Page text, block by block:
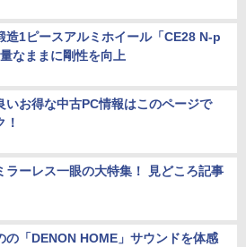
造1ピースアルミホイール「CE28 N-p
なままに剛性を向上
いお得な中古PC情報はこのページで
！
ラーレス一眼の大特集！ 見どころ記事
の「DENON HOME」サウンドを体感